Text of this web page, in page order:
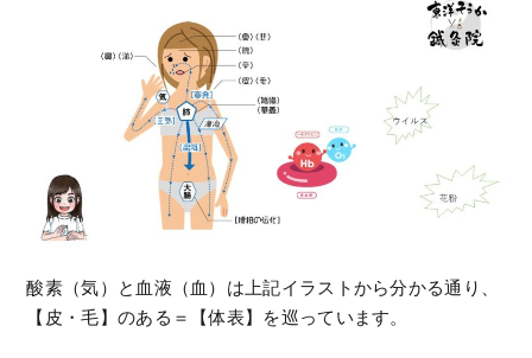
酸素（気）と血液（血）は上記イラストから分かる通り、
【皮・毛】のある＝【体表】を巡っています。